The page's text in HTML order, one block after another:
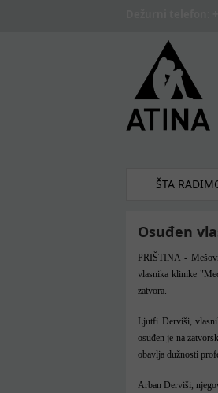
ŠTA
Osuđen
PRIŠTINA -
vlasnika klinike
zatvora.
Ljutfi Derviši,
osuđen je na
obavlja dužnosti
Arban Derviši,